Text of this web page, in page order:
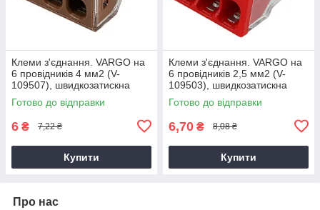
Клеми з'єднання. VARGO на
6 провідників 4 мм2 (V-
109507), швидкозатискна
клема для електропроводки
Готово до відправки
6 ₴ 7,22 ₴
Купити
Клеми з'єднання. VARGO на
6 провідників 2,5 мм2 (V-
109503), швидкозатискна
клема для електропроводки
Готово до відправки
6,70 ₴ 8,08 ₴
Купити
Про нас